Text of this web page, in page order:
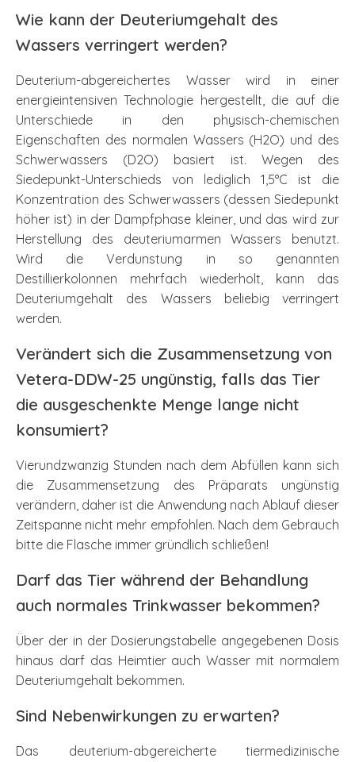
Wie kann der Deuteriumgehalt des
Wassers verringert werden?
Deuterium-abgereichertes Wasser wird in einer
energieintensiven Technologie hergestellt, die auf die
Unterschiede in den physisch-chemischen
Eigenschaften des normalen Wassers (H2O) und des
Schwerwassers (D2O) basiert ist. Wegen des
Siedepunkt-Unterschieds von lediglich 1,5°C ist die
Konzentration des Schwerwassers (dessen Siedepunkt
höher ist) in der Dampfphase kleiner, und das wird zur
Herstellung des deuteriumarmen Wassers benutzt.
Wird die Verdunstung in so genannten
Destillierkolonnen mehrfach wiederholt, kann das
Deuteriumgehalt des Wassers beliebig verringert
werden.
Verändert sich die Zusammensetzung von
Vetera-DDW-25 ungünstig, falls das Tier
die ausgeschenkte Menge lange nicht
konsumiert?
Vierundzwanzig Stunden nach dem Abfüllen kann sich
die Zusammensetzung des Präparats ungünstig
verändern, daher ist die Anwendung nach Ablauf dieser
Zeitspanne nicht mehr empfohlen. Nach dem Gebrauch
bitte die Flasche immer gründlich schließen!
Darf das Tier während der Behandlung
auch normales Trinkwasser bekommen?
Über der in der Dosierungstabelle angegebenen Dosis
hinaus darf das Heimtier auch Wasser mit normalem
Deuteriumgehalt bekommen.
Sind Nebenwirkungen zu erwarten?
Das deuterium-abgereicherte tiermedizinische